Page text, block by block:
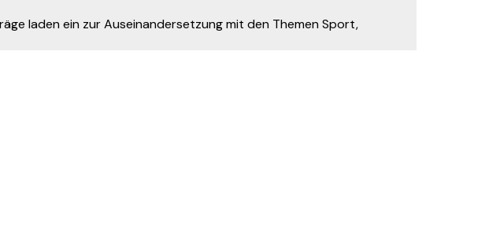
laden ein zur Auseinandersetzung mit den Themen Sport,